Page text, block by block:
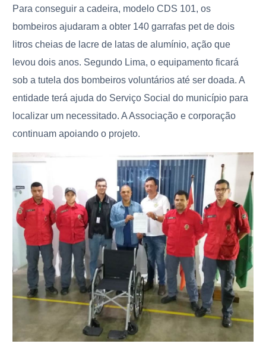
Para conseguir a cadeira, modelo CDS 101, os
bombeiros ajudaram a obter 140 garrafas pet de dois
litros cheias de lacre de latas de alumínio, ação que
levou dois anos. Segundo Lima, o equipamento ficará
sob a tutela dos bombeiros voluntários até ser doada. A
entidade terá ajuda do Serviço Social do município para
localizar um necessitado. A Associação e corporação
continuam apoiando o projeto.